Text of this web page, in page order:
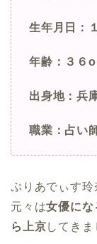
生年月日：
年齢：３６
出身地：兵
職業：占い
ぷりあでぃす玲
元々は女優にな
ら上京してきま